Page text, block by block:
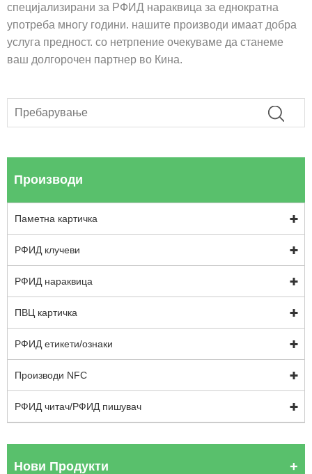
специјализирани за РФИД нараквица за еднократна
употреба многу години. нашите производи имаат добра
услуга предност. со нетрпение очекуваме да станеме
ваш долгорочен партнер во Кина.
Производи
Паметна картичка
РФИД клучеви
РФИД нараквица
ПВЦ картичка
РФИД етикети/ознаки
Производи NFC
РФИД читач/РФИД пишувач
Нови Продукти